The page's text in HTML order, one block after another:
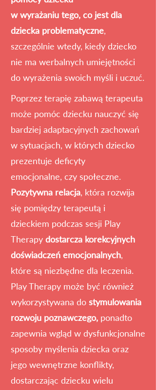
w wyrażaniu tego, co jest dla
dziecka problematyczne,
szczególnie wtedy, kiedy dziecko
nie ma werbalnych umiejętności
do wyrażenia swoich myśli i uczuć.
Poprzez terapię zabawą terapeuta
może pomóc dziecku nauczyć się
bardziej adaptacyjnych zachowań
w sytuacjach, w których dziecko
prezentuje deficyty
emocjonalne, czy społeczne.
Pozytywna relacja, która rozwija
się pomiędzy terapeutą i
dzieckiem podczas sesji Play
Therapy dostarcza korekcyjnych
doświadczeń emocjonalnych,
które są niezbędne dla leczenia.
Play Therapy może być również
wykorzystywana do stymulowania
rozwoju poznawczego, ponadto
zapewnia wgląd w dysfunkcjonalne
sposoby myślenia dziecka oraz
jego wewnętrzne konflikty,
dostarczając dziecku wielu